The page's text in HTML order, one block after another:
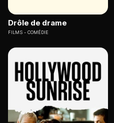
Drôle de drame
FILMS COMÉDIE